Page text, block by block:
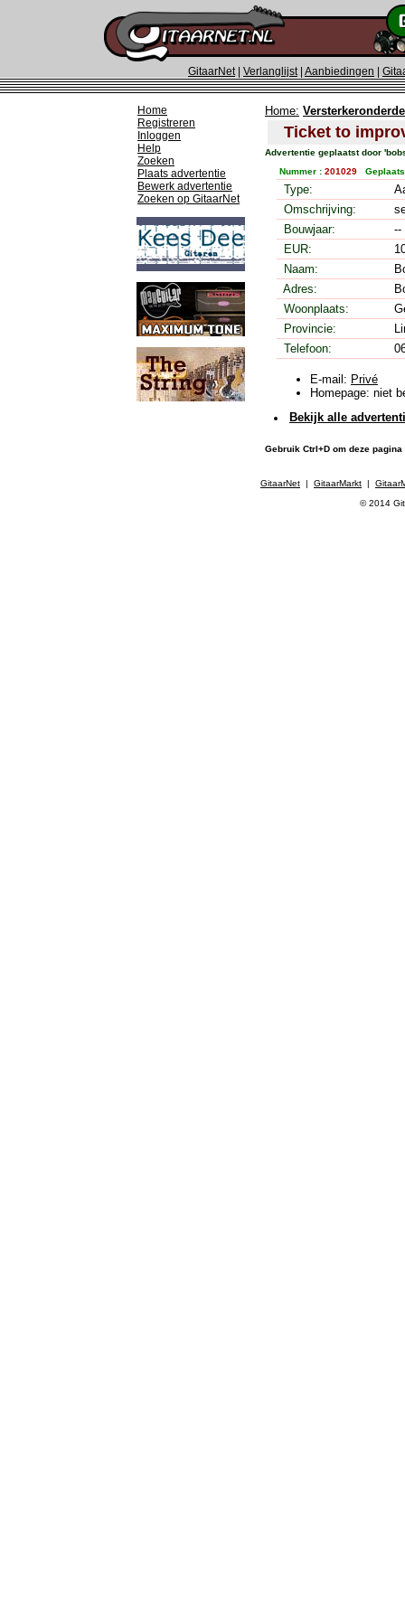
GitaarNet| Verlanglijst| Aanbiedingen
Home
Registreren
Inloggen
Help
Zoeken
Plaats advertentie
Bewerk advertentie
Zoeken op GitaarNet
Home:
Ticket to
Advertentie geplaatst door
Nummer : 201029
Type:
Omschrijving:
Bouwjaar:
EUR:
Naam:
Adres:
Woonplaats:
Provincie:
Telefoon:
E-mail: Privé
Homepage: niet
Bekijk alle
Gebruik Ctrl+D om deze
GitaarNet | GitaarMarkt |
© 2014